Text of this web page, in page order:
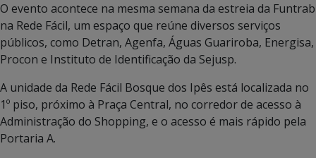
O evento acontece na mesma semana da estreia da Funtrab
na Rede Fácil, um espaço que reúne diversos serviços
públicos, como Detran, Agenfa, Águas Guariroba, Energisa,
Procon e Instituto de Identificação da Sejusp.
A unidade da Rede Fácil Bosque dos Ipês está localizada no
1º piso, próximo à Praça Central, no corredor de acesso à
Administração do Shopping, e o acesso é mais rápido pela
Portaria A.